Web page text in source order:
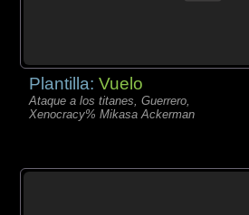
Plantilla:Vuelo
Ataque a los titanes, Guerrero,
Xenocracy% Mikasa Ackerman